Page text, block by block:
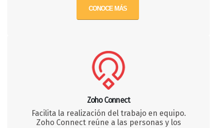
CONOCE MÁS
Zoho Connect
Facilita la realización del trabajo en equipo.
Zoho Connect reúne a las personas y los